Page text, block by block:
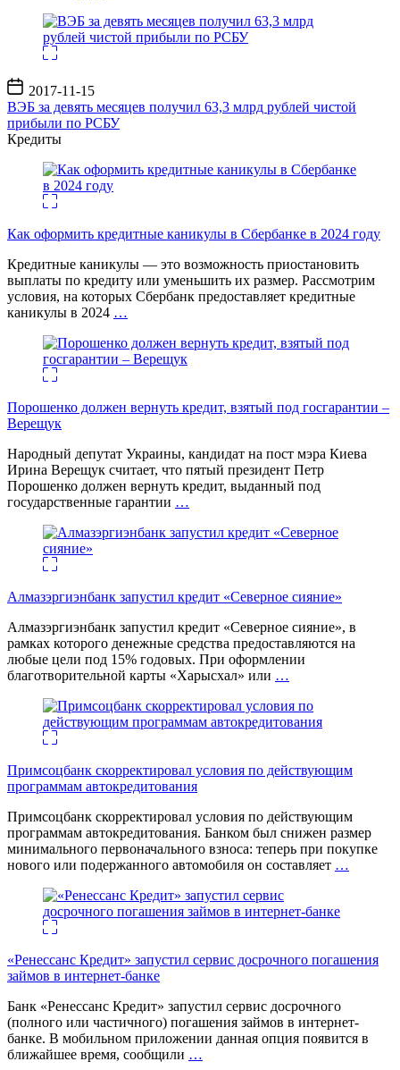
Дата
записи
2017-11-15
ВЭБ за девять месяцев получил 63,3 млрд рублей чистой
прибыли по РСБУ
Кредиты
Как оформить кредитные каникулы в Сбербанке в 2024 году
Кредитные каникулы — это возможность приостановить
выплаты по кредиту или уменьшить их размер. Рассмотрим
условия, на которых Сбербанк предоставляет кредитные
каникулы в 2024 …
Порошенко должен вернуть кредит, взятый под госгарантии –
Верещук
Народный депутат Украины, кандидат на пост мэра Киева
Ирина Верещук считает, что пятый президент Петр
Порошенко должен вернуть кредит, выданный под
государственные гарантии …
Алмазэргиэнбанк запустил кредит «Северное сияние»
Алмазэргиэнбанк запустил кредит «Северное сияние», в
рамках которого денежные средства предоставляются на
любые цели под 15% годовых. При оформлении
благотворительной карты «Харысхал» или …
Примсоцбанк скорректировал условия по действующим
программам автокредитования
Примсоцбанк скорректировал условия по действующим
программам автокредитования. Банком был снижен размер
минимального первоначального взноса: теперь при покупке
нового или подержанного автомобиля он составляет …
«Ренессанс Кредит» запустил сервис досрочного погашения
займов в интернет-банке
Банк «Ренессанс Кредит» запустил сервис досрочного
(полного или частичного) погашения займов в интернет-
банке. В мобильном приложении данная опция появится в
ближайшее время, сообщили …